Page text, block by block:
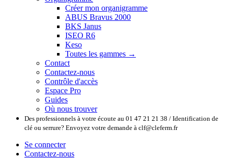
Créer mon organigramme
ABUS Bravus 2000
BKS Janus
ISEO R6
Keso
Toutes les gammes →
Contact
Contactez-nous
Contrôle d'accès
Espace Pro
Guides
Où nous trouver
Des professionnels à votre écoute au 01 47 21 21 38 / Identification de
clé ou serrure? Envoyez votre demande à clf@cleferm.fr
Se connecter
Contactez-nous